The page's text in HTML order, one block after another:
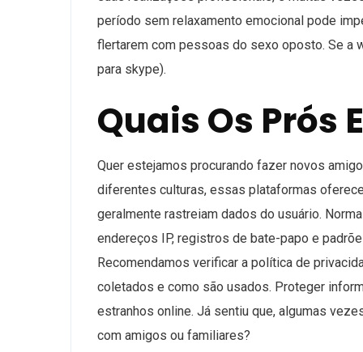
período sem relaxamento emocional pode
flertarem com pessoas do sexo oposto. Se a
para skype).
Quais Os Prós
Quer estejamos procurando fazer novos
diferentes culturas, essas plataformas
geralmente rastreiam dados do usuário.
endereços IP, registros de bate-papo e
Recomendamos verificar a política de
coletados e como são usados. Proteger
estranhos online. Já sentiu que, algumas
com amigos ou familiares?